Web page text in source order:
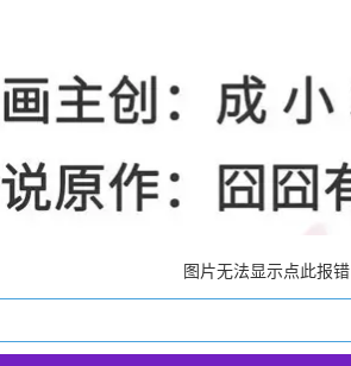
图片无法显示点此报错